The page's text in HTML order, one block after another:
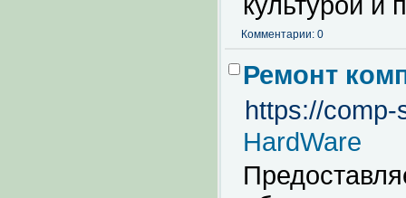
Комментарии: 0
Ремонт
https://
HardWare